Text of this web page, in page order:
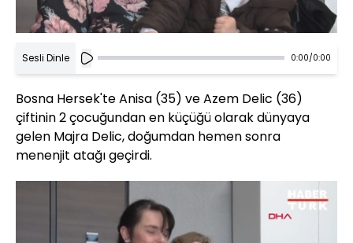
Sesli Dinle 0:00/0:00
Bosna Hersek'te Anisa (35) ve Azem Delic (36)
çiftinin 2 çocuğundan en küçüğü olarak dünyaya
gelen Majra Delic, doğumdan hemen sonra
menenjit atağı geçirdi.